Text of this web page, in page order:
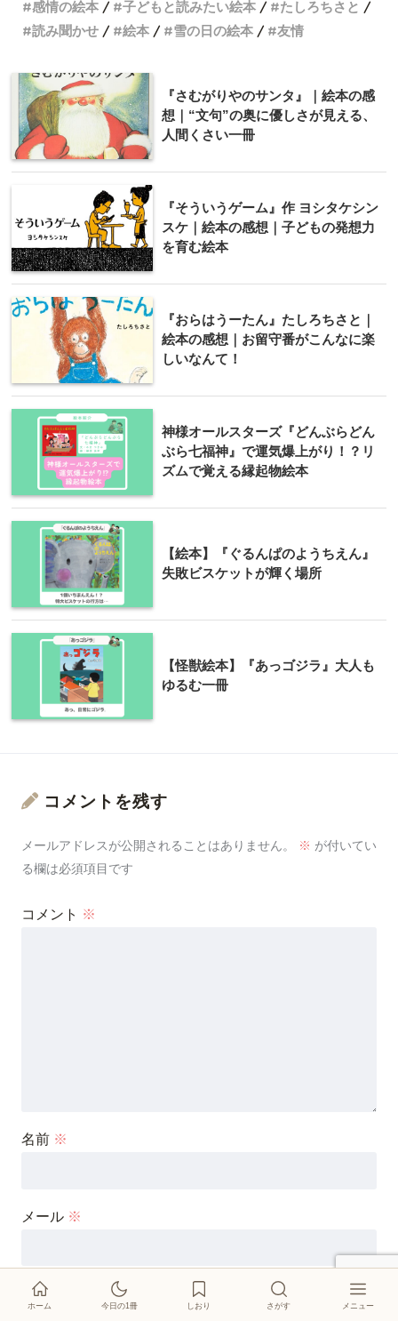
感情の絵本
子どもと読みたい絵本
たしろちさと
読み聞かせ
絵本 雪の日の絵本 友情
『さむがりやのサンタ』｜絵本の感
想｜“文句”の奥に優しさが見える、
人間くさい一冊
『そういうゲーム』作 ヨシタケシン
スケ｜絵本の感想｜子どもの発想力
を育む絵本
『おらはうーたん』たしろちさと｜
絵本の感想｜お留守番がこんなに楽
しいなんて！
神様オールスターズ『どんぶらどん
ぶら七福神』で運気爆上がり！？リ
ズムで覚える縁起物絵本
【絵本】『ぐるんぱのようちえん』
失敗ビスケットが輝く場所
【怪獣絵本】『あっゴジラ』大人も
ゆるむ一冊
コメントを残す
メールアドレスが公開されることはありません。 ※ が付いてい
る欄は必須項目です
コメント ※
名前 ※
メール ※
サイト
絵本紹介 今日の1冊 イベント 登場キャラクターこのブログについてお問い合わせ
ホーム 今日の1冊 しおり さがす メニュー